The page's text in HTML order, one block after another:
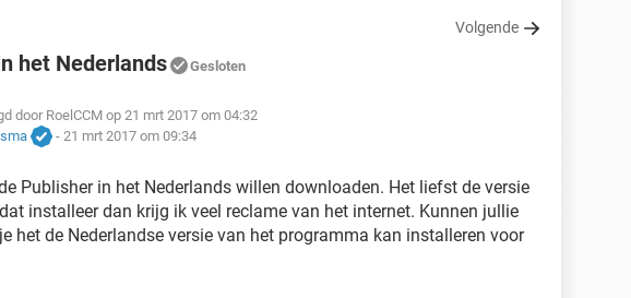
Volgende
het Nederlands Gesloten
door RoelCCM op 21 mrt 2017 om 04:32
- 21 mrt 2017 om 09:34
Publisher in het Nederlands willen downloaden. Het liefst de versie
installeer dan krijg ik veel reclame van het internet. Kunnen jullie
het de Nederlandse versie van het programma kan installeren voor